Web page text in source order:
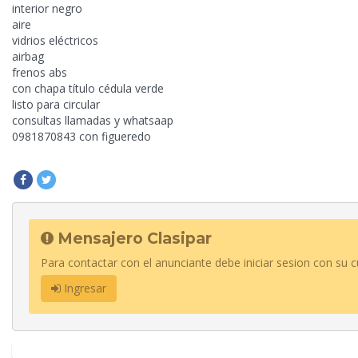
interior negro
aire
vidrios eléctricos
airbag
frenos abs
con chapa título cédula verde
listo para circular
consultas llamadas y whatsaap
0981870843 con figueredo
Mensajero Clasipar
Para contactar con el anunciante debe iniciar sesion con su
Ingresar